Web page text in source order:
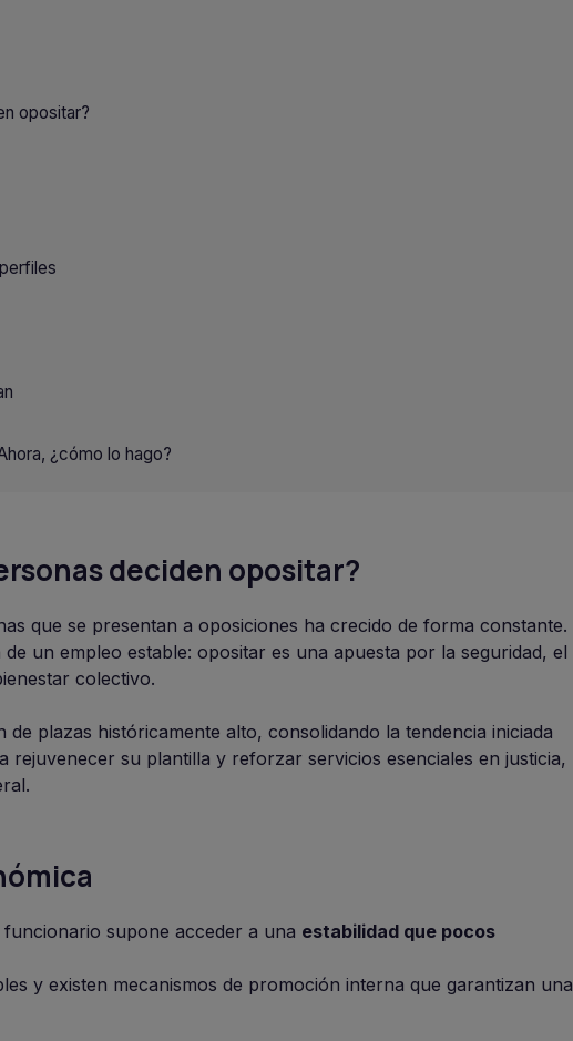
opositar?
¿cómo lo hago?
deciden opositar?
que se presentan a oposiciones ha crecido de forma constante.
un empleo estable: opositar es una apuesta por la seguridad, el
colectivo.
plazas históricamente alto, consolidando la tendencia iniciada
rejuvenecer su plantilla y reforzar servicios esenciales en justicia,
supone acceder a una estabilidad que pocos
y existen mecanismos de promoción interna que garantizan una